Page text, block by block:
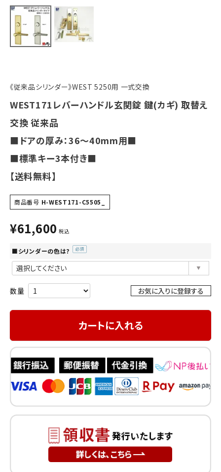
認知症対策
INFORMATION
《従来品シリンダー》WEST 5250用 一式交換
WEST171レバーハンドル玄関錠 鍵(カギ) 取替え
交換 従来品
■ドアの厚み：36～40mm用■
■標準キー3本付き■
【送料無料】
商品番号 H-WEST171-C5505_
¥61,600 税込
■シリンダーの色は?
お気に入りに登録する
カートに入れる